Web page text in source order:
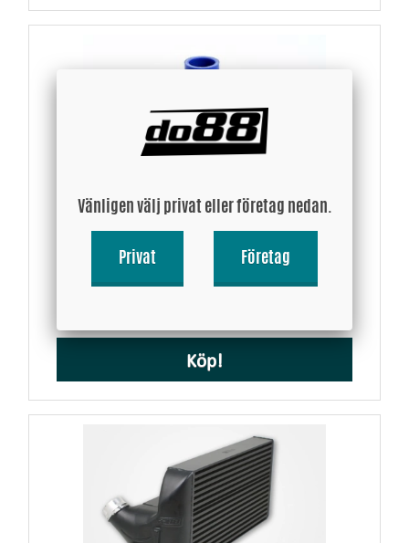
Silikonslang Blå 0,625-0,875´´ (16-22mm)
109 SEK
Köp!
Vänligen välj privat eller företag nedan.
Privat Företag